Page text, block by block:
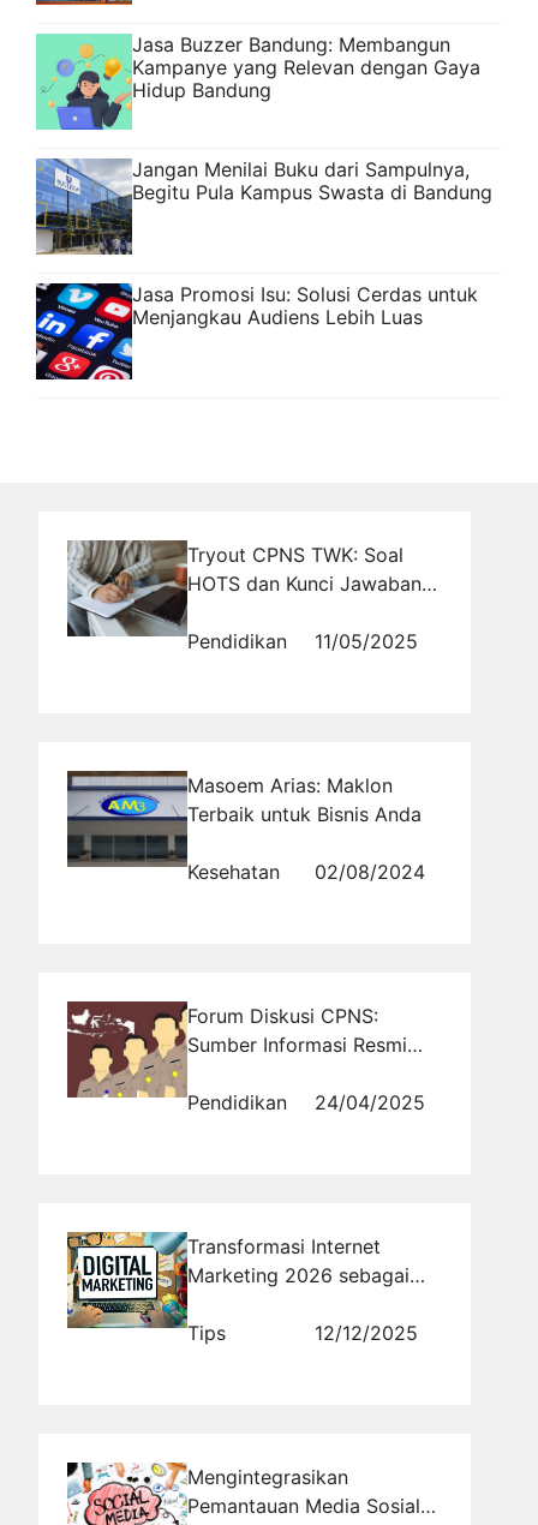
Jasa Buzzer Bandung: Membangun
Kampanye yang Relevan dengan Gaya
Hidup Bandung
Jangan Menilai Buku dari Sampulnya,
Begitu Pula Kampus Swasta di Bandung
Jasa Promosi Isu: Solusi Cerdas untuk
Menjangkau Audiens Lebih Luas
Tryout CPNS TWK: Soal
HOTS dan Kunci Jawaban
Pendidikan
11/05/2025
Masoem Arias: Maklon
Terbaik untuk Bisnis Anda
Kesehatan 02/08/2024
Forum Diskusi CPNS:
Sumber Informasi Resmi
Seleksi
Pendidikan 24/04/2025
Transformasi Internet
Marketing 2026 sebagai
Pemasaran Modern
Tips 12/12/2025
Mengintegrasikan
Pemantauan Media Sosial